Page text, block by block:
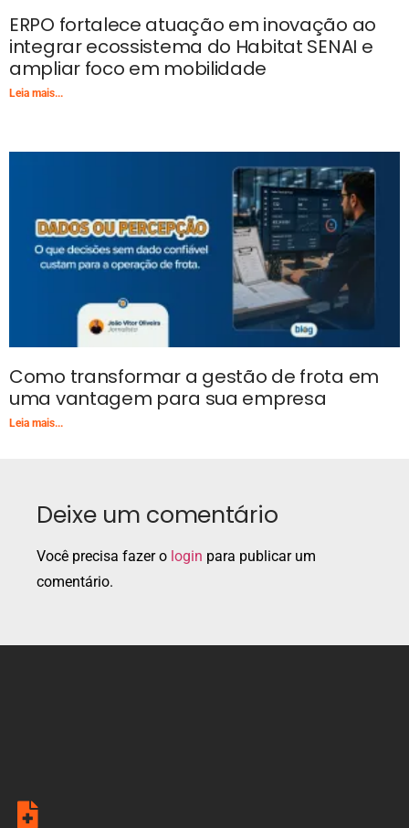
ERPO fortalece atuação em inovação ao
integrar ecossistema do Habitat SENAI e
ampliar foco em mobilidade
Leia mais...
Como transformar a gestão de frota em
uma vantagem para sua empresa
Leia mais...
Deixe um comentário
Você precisa fazer o login para publicar um
comentário.